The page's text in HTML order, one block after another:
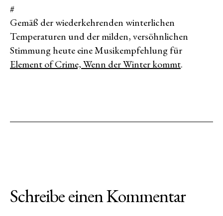
#
Gemäß der wiederkehrenden winterlichen
Temperaturen und der milden, versöhnlichen
Stimmung heute eine Musikempfehlung für
Element of Crime, Wenn der Winter kommt.
Schreibe einen Kommentar